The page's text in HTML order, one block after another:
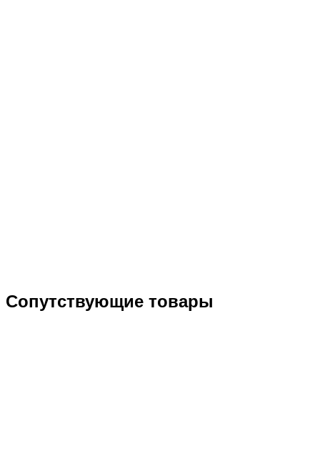
Сопутствующие товары